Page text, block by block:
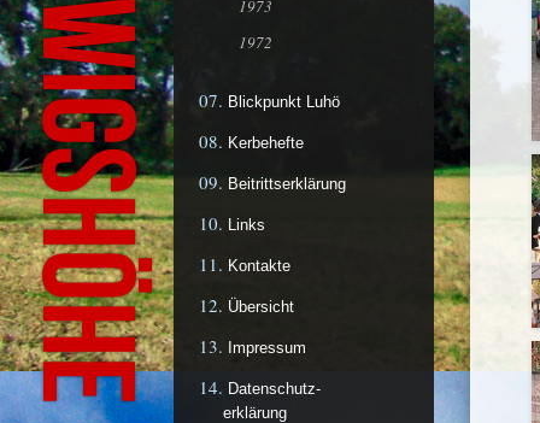
1973
1972
Blickpunkt Luhö
Kerbehefte
Beitrittserklärung
Links
Kontakte
Übersicht
Impressum
Datenschutz-
erklärung